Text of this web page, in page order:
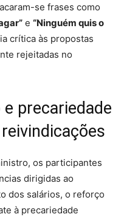
se frases como
e “Ninguém quis o
crítica às propostas
rejeitadas no
precariedade
os participantes
dirigidas ao
dos salários, o reforço
à precariedade